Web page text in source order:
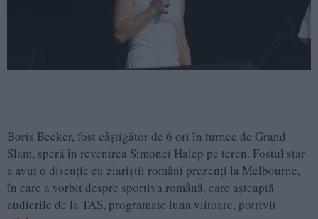
Boris Becker, fost câștigător de 6 ori în turnee de Grand
Slam, speră în revenirea Simonei Halep pe teren. Fostul star
a avut o discuție cu ziariștii români prezenți la Melbourne,
în care a vorbit despre sportiva română, care așteaptă
audierile de la TAS, programate luna viitoare, potrivit